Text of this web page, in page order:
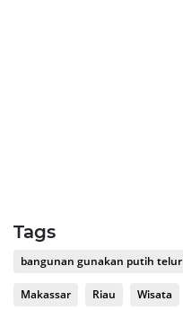
Tags
bangunan gunakan putih telur
Makassar Riau Wisata